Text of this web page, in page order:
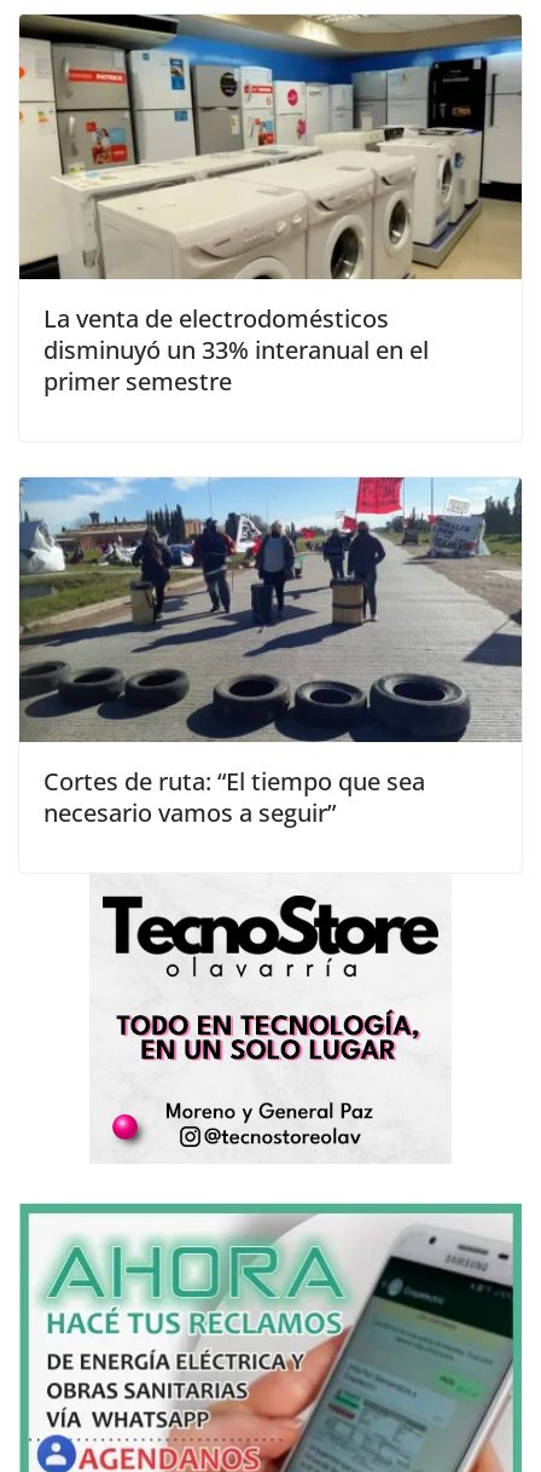
La venta de electrodomésticos
disminuyó un 33% interanual en el
primer semestre
Cortes de ruta: “El tiempo que sea
necesario vamos a seguir”